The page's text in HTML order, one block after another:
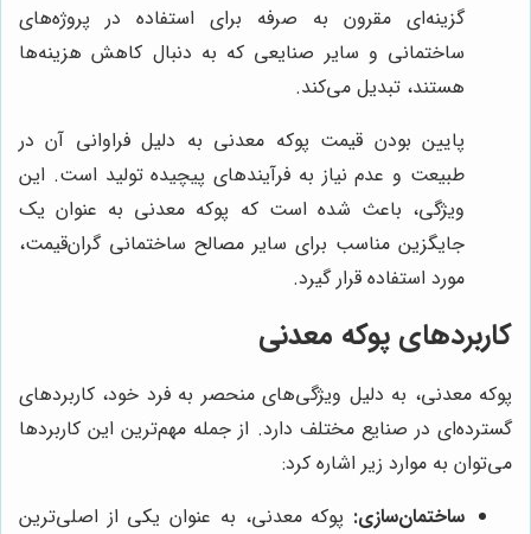
گزینه‌ای مقرون به صرفه برای استفاده در پروژه‌های
ساختمانی و سایر صنایعی که به دنبال کاهش هزینه‌ها
هستند، تبدیل می‌کند.
پایین بودن قیمت پوکه معدنی به دلیل فراوانی آن در
طبیعت و عدم نیاز به فرآیندهای پیچیده تولید است. این
ویژگی، باعث شده است که پوکه معدنی به عنوان یک
جایگزین مناسب برای سایر مصالح ساختمانی گران‌قیمت،
مورد استفاده قرار گیرد.
کاربردهای پوکه معدنی
پوکه معدنی، به دلیل ویژگی‌های منحصر به فرد خود، کاربردهای
گسترده‌ای در صنایع مختلف دارد. از جمله مهم‌ترین این کاربردها
می‌توان به موارد زیر اشاره کرد:
ساختمان‌سازی: پوکه معدنی، به عنوان یکی از اصلی‌ترین